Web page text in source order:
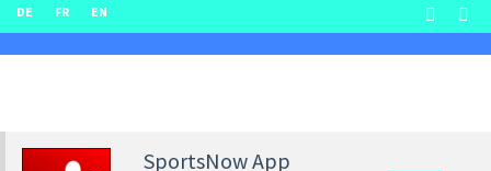
DE FR EN
SportsNow App